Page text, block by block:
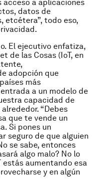
acceso a aplicaciones
datos de
etcétera”, todo eso,
El ejecutivo enfatiza,
de las Cosas (IoT, en
adopción que
más
a un modelo de
capacidad de
“Debes
que te vende un
Si pones un
seguro de que alguien
se sabe, entonces
algo malo? No lo
estás aumentando esa
y en algún